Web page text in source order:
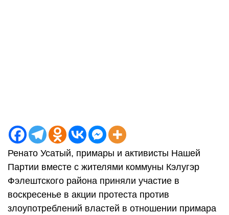
Ренато Усатый, примары и активисты Нашей
Партии вместе с жителями коммуны Кэлугэр
Фэлештского района приняли участие в
воскресенье в акции протеста против
злоупотреблений властей в отношении примара